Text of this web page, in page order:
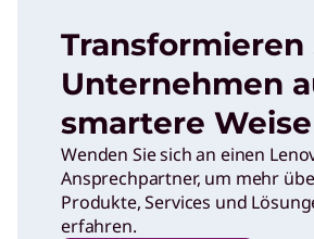
Transformieren
Unternehmen
smartere Weise
Wenden Sie sich an einen
Ansprechpartner, um mehr
Produkte, Services und
erfahren.